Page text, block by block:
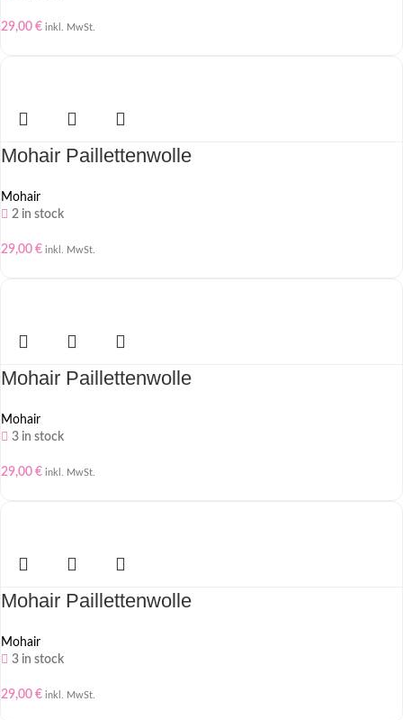
29,00 € inkl. MwSt.
Mohair Paillettenwolle
Mohair
2 in stock
29,00 € inkl. MwSt.
Mohair Paillettenwolle
Mohair
3 in stock
29,00 € inkl. MwSt.
Mohair Paillettenwolle
Mohair
3 in stock
29,00 € inkl. MwSt.